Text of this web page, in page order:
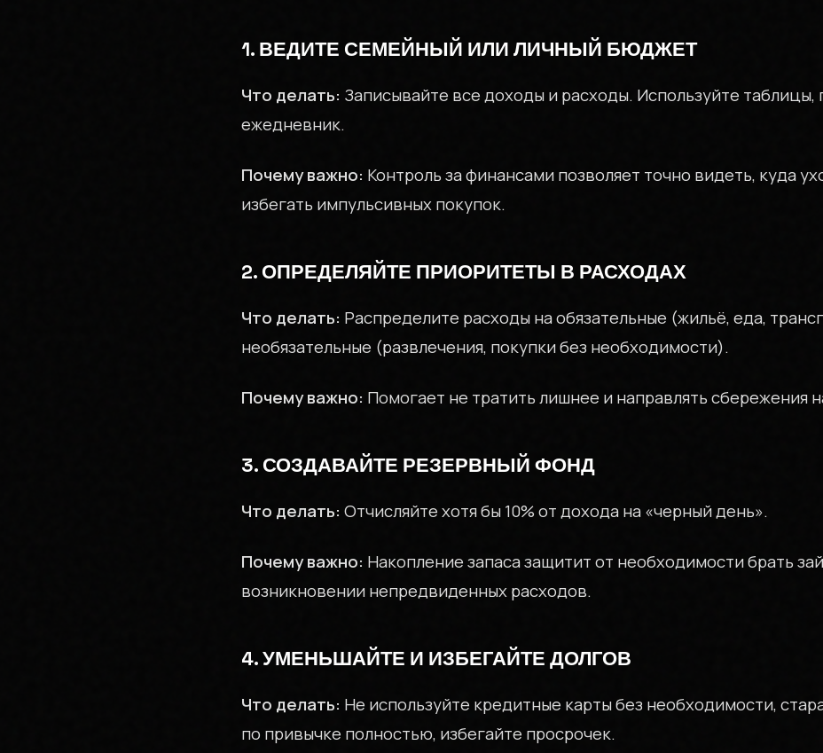
1. ВЕДИТЕ СЕМЕЙНЫЙ ИЛИ ЛИЧНЫЙ БЮДЖЕТ
Что делать: Записывайте все доходы и расходы. Используйте таблицы,
ежедневник.
Почему важно: Контроль за финансами позволяет точно видеть, куда
избегать импульсивных покупок.
2. ОПРЕДЕЛЯЙТЕ ПРИОРИТЕТЫ В РАСХОДАХ
Что делать: Распределите расходы на обязательные (жильё, еда,
необязательные (развлечения, покупки без необходимости).
Почему важно: Помогает не тратить лишнее и направлять сбережения
3. СОЗДАВАЙТЕ РЕЗЕРВНЫЙ ФОНД
Что делать: Отчисляйте хотя бы 10% от дохода на «черный день».
Почему важно: Накопление запаса защитит от необходимости брать
возникновении непредвиденных расходов.
4. УМЕНЬШАЙТЕ И ИЗБЕГАЙТЕ ДОЛГОВ
Что делать: Не используйте кредитные карты без необходимости,
по привычке полностью, избегайте просрочек.